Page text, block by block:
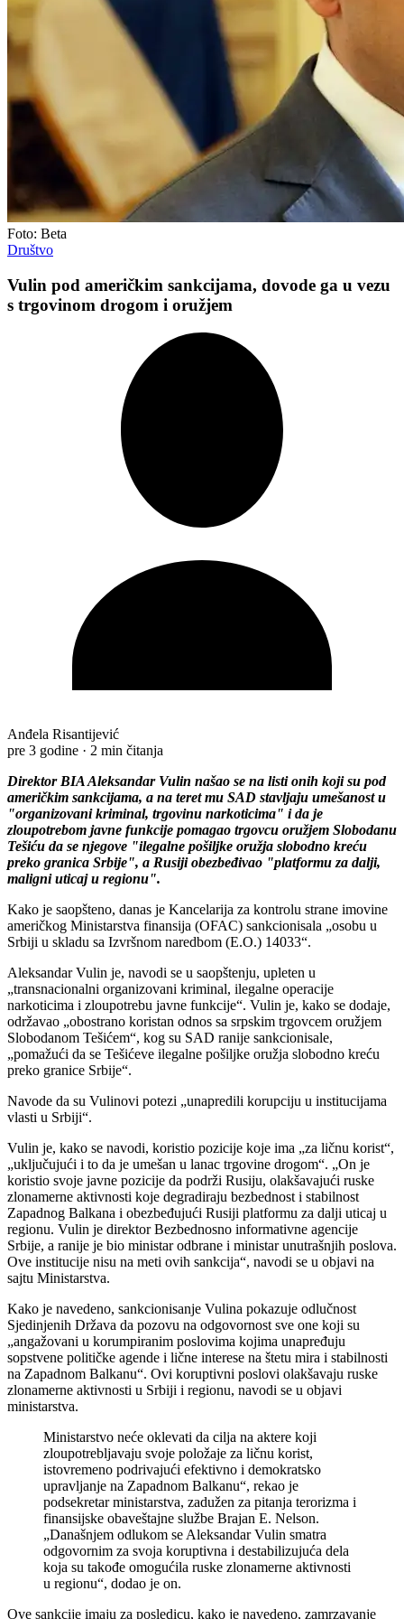
Foto: Beta
Društvo
Vulin pod američkim sankcijama, dovode ga u vezu
s trgovinom drogom i oružjem
Anđela Risantijević
pre 3 godine · 2 min čitanja
Direktor BIA Aleksandar Vulin našao se na listi onih koji su pod
američkim sankcijama, a na teret mu SAD stavljaju umešanost u
"organizovani kriminal, trgovinu narkoticima" i da je
zloupotrebom javne funkcije pomagao trgovcu oružjem Slobodanu
Tešiću da se njegove "ilegalne pošiljke oružja slobodno kreću
preko granica Srbije", a Rusiji obezbeđivao "platformu za dalji,
maligni uticaj u regionu".
Kako je saopšteno, danas je Kancelarija za kontrolu strane imovine
američkog Ministarstva finansija (OFAC) sankcionisala „osobu u
Srbiji u skladu sa Izvršnom naredbom (E.O.) 14033“.
Aleksandar Vulin je, navodi se u saopštenju, upleten u
„transnacionalni organizovani kriminal, ilegalne operacije
narkoticima i zloupotrebu javne funkcije“. Vulin je, kako se dodaje,
održavao „obostrano koristan odnos sa srpskim trgovcem oružjem
Slobodanom Tešićem“, kog su SAD ranije sankcionisale,
„pomažući da se Tešićeve ilegalne pošiljke oružja slobodno kreću
preko granice Srbije“.
Navode da su Vulinovi potezi „unapredili korupciju u institucijama
vlasti u Srbiji“.
Vulin je, kako se navodi, koristio pozicije koje ima „za ličnu korist“,
„uključujući i to da je umešan u lanac trgovine drogom“. „On je
koristio svoje javne pozicije da podrži Rusiju, olakšavajući ruske
zlonamerne aktivnosti koje degradiraju bezbednost i stabilnost
Zapadnog Balkana i obezbeđujući Rusiji platformu za dalji uticaj u
regionu. Vulin je direktor Bezbednosno informativne agencije
Srbije, a ranije je bio ministar odbrane i ministar unutrašnjih poslova.
Ove institucije nisu na meti ovih sankcija“, navodi se u objavi na
sajtu Ministarstva.
Kako je navedeno, sankcionisanje Vulina pokazuje odlučnost
Sjedinjenih Država da pozovu na odgovornost sve one koji su
„angažovani u korumpiranim poslovima kojima unapređuju
sopstvene političke agende i lične interese na štetu mira i stabilnosti
na Zapadnom Balkanu“. Ovi koruptivni poslovi olakšavaju ruske
zlonamerne aktivnosti u Srbiji i regionu, navodi se u objavi
ministarstva.
Ministarstvo neće oklevati da cilja na aktere koji
zloupotrebljavaju svoje položaje za ličnu korist,
istovremeno podrivajući efektivno i demokratsko
upravljanje na Zapadnom Balkanu“, rekao je
podsekretar ministarstva, zadužen za pitanja terorizma i
finansijske obaveštajne službe Brajan E. Nelson.
„Današnjem odlukom se Aleksandar Vulin smatra
odgovornim za svoja koruptivna i destabilizujuća dela
koja su takođe omogućila ruske zlonamerne aktivnosti
u regionu“, dodao je on.
Ove sankcije imaju za posledicu, kako je navedeno, zamrzavanje